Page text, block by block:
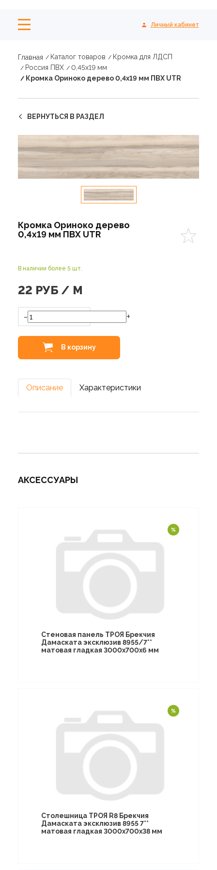
Личный кабинет
Главная Каталог товаров
Кромка для ЛДСП
Россия ПВХ
0,45х19 мм
Кромка Ориноко дерево 0,4х19 мм ПВХ UTR
ВЕРНУТЬСЯ В РАЗДЕЛ
Кромка Ориноко дерево
0,4х19 мм ПВХ UTR
В наличии более 5 шт.
22 РУБ / М
- +
В корзину
Описание Характеристики
АКСЕССУАРЫ
Стеновая панель ТРОЯ Брекчия
Дамаската эксклюзив 8955/7**
матовая гладкая 3000х700х6 мм
Столешница ТРОЯ R8 Брекчия
Дамаската эксклюзив 8955 7**
матовая гладкая 3000х700х38 мм